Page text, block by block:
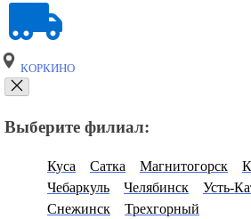
КОРКИНО
Выберите филиал:
Куса Сатка Магнитогорск
Чебаркуль
Челябинск Усть-
Снежинск
Трехгорный